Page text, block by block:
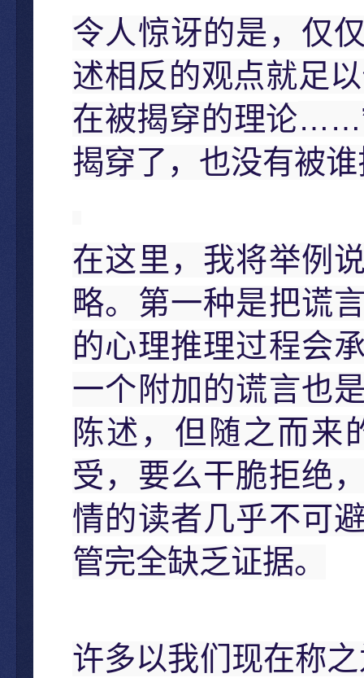
令人惊讶的是，仅
述相反的观点就足
在被揭穿的理论
揭穿了，也没有被
在这里，我将举例
略。第一种是把谎
的心理推理过程会
一个附加的谎言也
陈述，但随之而来
受，要么干脆拒绝
情的读者几乎不可
管完全缺乏证据。
许多以我们现在称